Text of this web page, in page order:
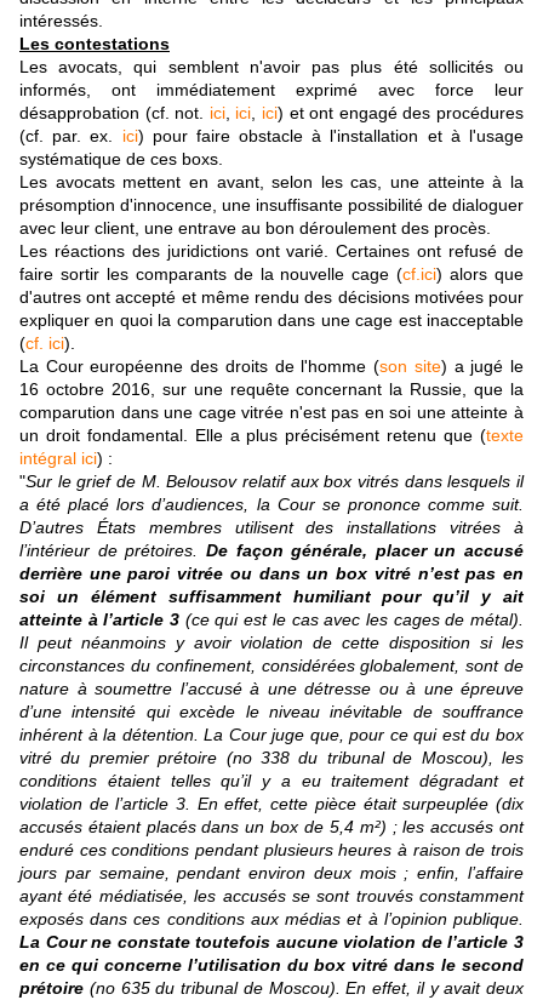
intéressés.
Les contestations
Les avocats, qui semblent n'avoir pas plus été sollicités ou
informés, ont immédiatement exprimé avec force leur
désapprobation (cf. not. ici, ici ici) et ont engagé des procédures
(cf. par. ex. ici) pour faire obstacle à l'installation et à l'usage
systématique de ces boxs.
Les avocats mettent en avant, selon les cas, une atteinte à la
présomption d'innocence, une insuffisante possibilité de dialoguer
avec leur client, une entrave au bon déroulement des procès.
Les réactions des juridictions ont varié. Certaines ont refusé de
faire sortir les comparants de la nouvelle cage (cf.ici) alors que
d'autres ont accepté et même rendu des décisions motivées pour
expliquer en quoi la comparution dans une cage est inacceptable
(cf. ici).
La Cour européenne des droits de l'homme (son site) a jugé le
16 octobre 2016, sur une requête concernant la Russie, que la
comparution dans une cage vitrée n'est pas en soi une atteinte à
un droit fondamental. Elle a plus précisément retenu que (texte
intégral ici) :
"Sur le grief de M. Belousov relatif aux box vitrés dans lesquels il
a été placé lors d’audiences, la Cour se prononce comme suit.
D’autres États membres utilisent des installations vitrées à
l’intérieur de prétoires. De façon générale, placer un accusé
derrière une paroi vitrée ou dans un box vitré n’est pas en
soi un élément suffisamment humiliant pour qu’il y ait
atteinte à l’article 3 (ce qui est le cas avec les cages de métal).
Il peut néanmoins y avoir violation de cette disposition si les
circonstances du confinement, considérées globalement, sont de
nature à soumettre l’accusé à une détresse ou à une épreuve
d’une intensité qui excède le niveau inévitable de souffrance
inhérent à la détention. La Cour juge que, pour ce qui est du box
vitré du premier prétoire (no 338 du tribunal de Moscou), les
conditions étaient telles qu’il y a eu traitement dégradant et
violation de l’article 3. En effet, cette pièce était surpeuplée (dix
accusés étaient placés dans un box de 5,4 m²) ; les accusés ont
enduré ces conditions pendant plusieurs heures à raison de trois
jours par semaine, pendant environ deux mois ; enfin, l’affaire
ayant été médiatisée, les accusés se sont trouvés constamment
exposés dans ces conditions aux médias et à l’opinion publique.
La Cour ne constate toutefois aucune violation de l’article 3
en ce qui concerne l’utilisation du box vitré dans le second
prétoire (no 635 du tribunal de Moscou). En effet, il y avait deux